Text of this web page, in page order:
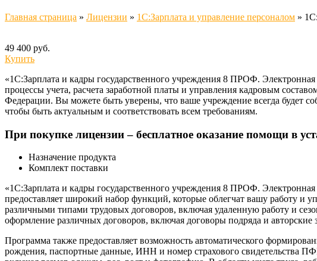
Главная страница » Лицензии » 1С:Зарплата и управление персоналом »
49 400 руб.
Купить
«1С:Зарплата и кадры государственного учреждения 8 ПРОФ.
процессы учета, расчета заработной платы и управления кадровым
Федерации. Вы можете быть уверены, что ваше учреждение всегда будет
чтобы быть актуальным и соответствовать всем требованиям.
При покупке лицензии – бесплатное оказание помощи в
Назначение продукта
Комплект поставки
«1С:Зарплата и кадры государственного учреждения 8 ПРОФ.
предоставляет широкий набор функций, которые облегчат вашу работу и
различными типами трудовых договоров, включая удаленную работу и
оформление различных договоров, включая договоры подряда и авторские
Программа также предоставляет возможность автоматического
рождения, паспортные данные, ИНН и номер страхового свидетельства